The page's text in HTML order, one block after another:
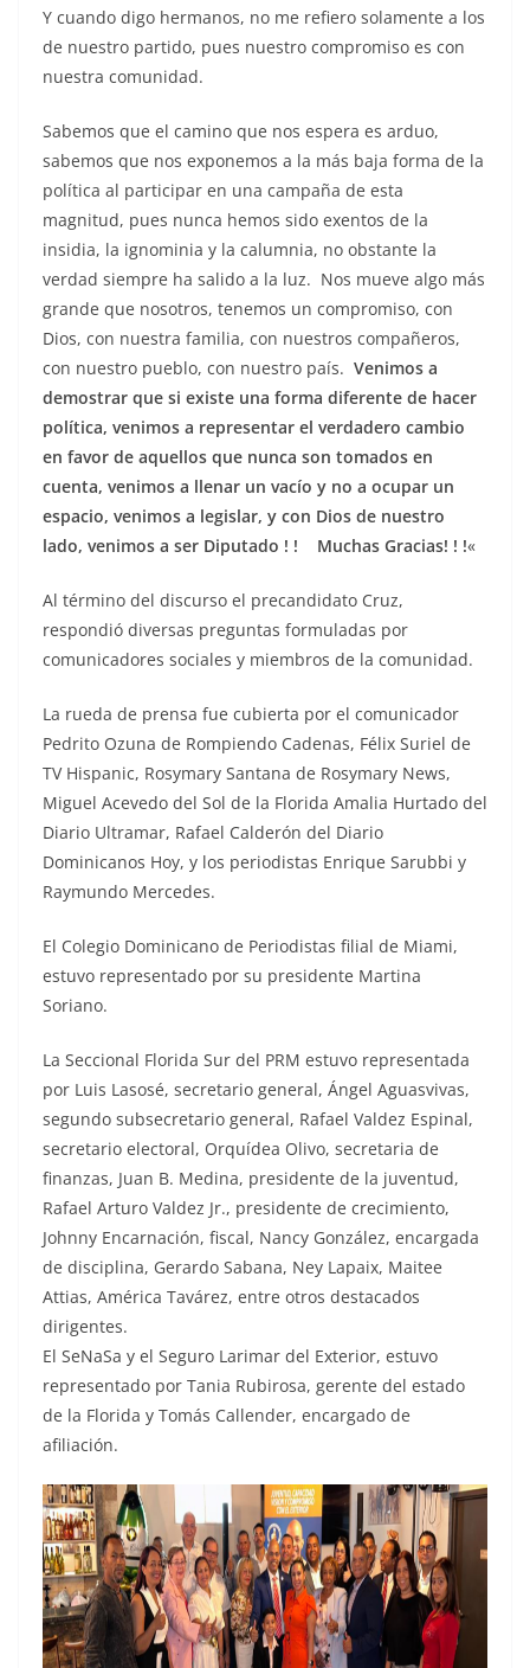
Y cuando digo hermanos, no me refiero solamente a los
de nuestro partido, pues nuestro compromiso es con
nuestra comunidad.
Sabemos que el camino que nos espera es arduo,
sabemos que nos exponemos a la más baja forma de la
política al participar en una campaña de esta
magnitud, pues nunca hemos sido exentos de la
insidia, la ignominia y la calumnia, no obstante la
verdad siempre ha salido a la luz. Nos mueve algo más
grande que nosotros, tenemos un compromiso, con
Dios, con nuestra familia, con nuestros compañeros,
con nuestro pueblo, con nuestro país. Venimos a
demostrar que si existe una forma diferente de hacer
política, venimos a representar el verdadero cambio
en favor de aquellos que nunca son tomados en
cuenta, venimos a llenar un vacío y no a ocupar un
espacio, venimos a legislar, y con Dios de nuestro
lado, venimos a ser Diputado ! ! Muchas Gracias! ! !«
Al término del discurso el precandidato Cruz,
respondió diversas preguntas formuladas por
comunicadores sociales y miembros de la comunidad.
La rueda de prensa fue cubierta por el comunicador
Pedrito Ozuna de Rompiendo Cadenas, Félix Suriel de
TV Hispanic, Rosymary Santana de Rosymary News,
Miguel Acevedo del Sol de la Florida Amalia Hurtado del
Diario Ultramar, Rafael Calderón del Diario
Dominicanos Hoy, y los periodistas Enrique Sarubbi y
Raymundo Mercedes.
El Colegio Dominicano de Periodistas filial de Miami,
estuvo representado por su presidente Martina
Soriano.
La Seccional Florida Sur del PRM estuvo representada
por Luis Lasosé, secretario general, Ángel Aguasvivas,
segundo subsecretario general, Rafael Valdez Espinal,
secretario electoral, Orquídea Olivo, secretaria de
finanzas, Juan B. Medina, presidente de la juventud,
Rafael Arturo Valdez Jr., presidente de crecimiento,
Johnny Encarnación, fiscal, Nancy González, encargada
de disciplina, Gerardo Sabana, Ney Lapaix, Maitee
Attias, América Tavárez, entre otros destacados
dirigentes.
El SeNaSa y el Seguro Larimar del Exterior, estuvo
representado por Tania Rubirosa, gerente del estado
de la Florida y Tomás Callender, encargado de
afiliación.